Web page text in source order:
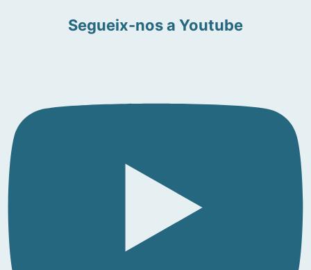
Segueix-nos a Youtube